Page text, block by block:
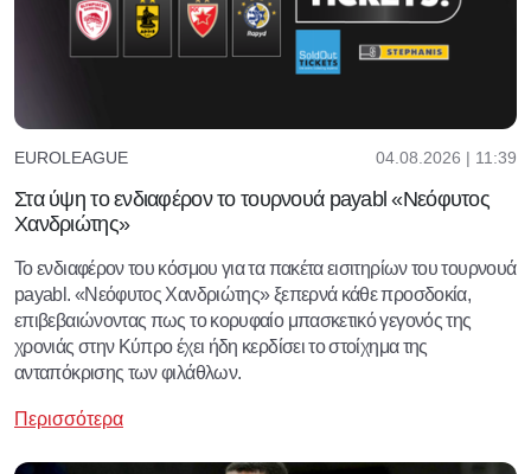
EUROLEAGUE 04.08.2026 | 11:39
Στα ύψη το ενδιαφέρον το τουρνουά payabl «Νεόφυτος
Χανδριώτης»
Το ενδιαφέρον του κόσμου για τα πακέτα εισιτηρίων του τουρνουά
payabl. «Νεόφυτος Χανδριώτης» ξεπερνά κάθε προσδοκία,
επιβεβαιώνοντας πως το κορυφαίο μπασκετικό γεγονός της
χρονιάς στην Κύπρο έχει ήδη κερδίσει το στοίχημα της
ανταπόκρισης των φιλάθλων.
Περισσότερα